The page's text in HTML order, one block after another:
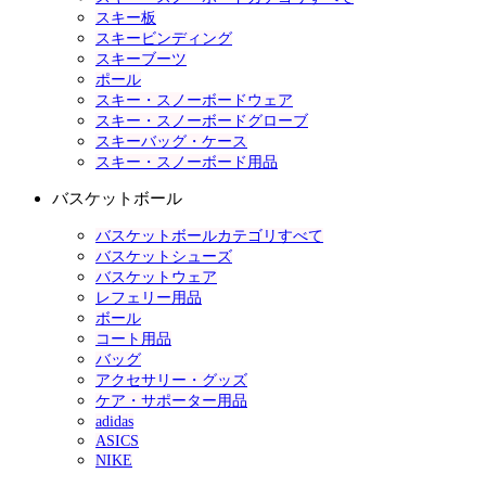
スキー板
スキービンディング
スキーブーツ
ポール
スキー・スノーボードウェア
スキー・スノーボードグローブ
スキーバッグ・ケース
スキー・スノーボード用品
バスケットボール
バスケットボールカテゴリすべて
バスケットシューズ
バスケットウェア
レフェリー用品
ボール
コート用品
バッグ
アクセサリー・グッズ
ケア・サポーター用品
adidas
ASICS
NIKE